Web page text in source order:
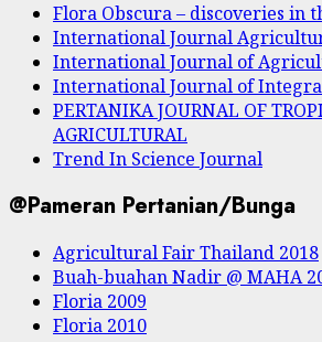
Flora Obscura – discoveries in
International Journal
International Journal of
International Journal of
PERTANIKA JOURNAL OF
AGRICULTURAL
Trend In Science Journal
@Pameran Pertanian/Bunga
Agricultural Fair Thailand 2018
Buah-buahan Nadir @ MAHA
Floria 2009
Floria 2010